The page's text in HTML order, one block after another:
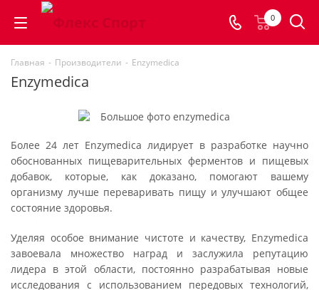
0
Главная - Производители - Enzymedica
Enzymedica
Более 24 лет Enzymedica лидирует в разработке научно
обоснованных пищеварительных ферментов и пищевых
добавок, которые, как доказано, помогают вашему
организму лучше переваривать пищу и улучшают общее
состояние здоровья.
Уделяя особое внимание чистоте и качеству, Enzymedica
завоевала множество наград и заслужила репутацию
лидера в этой области, постоянно разрабатывая новые
исследования с использованием передовых технологий,